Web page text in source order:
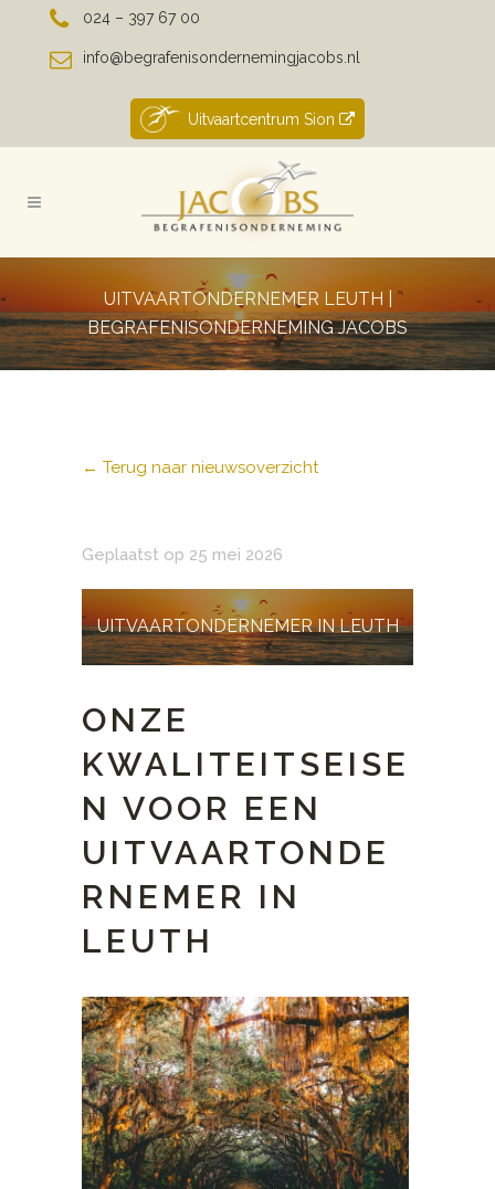
024 – 397 67 00
info@begrafenisondernemingjacobs.nl
Uitvaartcentrum Sion
UITVAARTONDERNEMER LEUTH |
BEGRAFENISONDERNEMING JACOBS
← Terug naar nieuwsoverzicht
Geplaatst op 25 mei 2026
UITVAARTONDERNEMER IN LEUTH
ONZE
KWALITEITSEISE
N VOOR EEN
UITVAARTONDE
RNEMER IN
LEUTH